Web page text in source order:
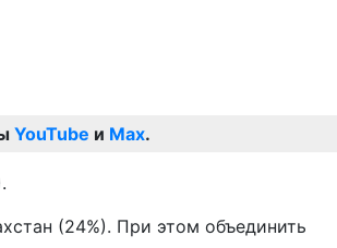
YouTube и Max.
(24%). При этом объединить